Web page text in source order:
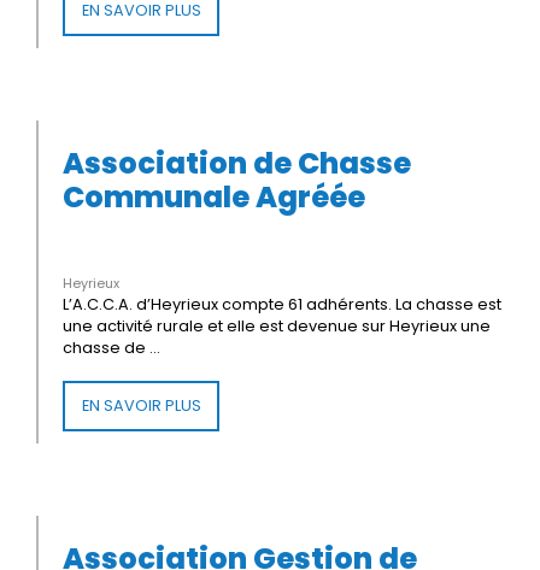
EN SAVOIR PLUS
Association de Chasse
Communale Agréée
Heyrieux
L’A.C.C.A. d’Heyrieux compte 61 adhérents. La chasse est
une activité rurale et elle est devenue sur Heyrieux une
chasse de ...
EN SAVOIR PLUS
Association Gestion de